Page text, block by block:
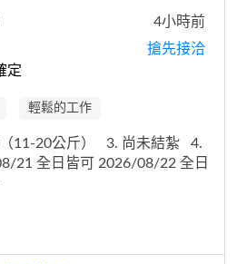
定
4小時前
搶先接洽
輕鬆的工作
11-20公斤） 3. 尚未結紮
4.
21 全日皆可 2026/08/22 全日